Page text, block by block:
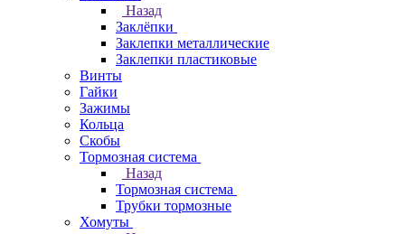
Назад
Заклёпки
Заклепки металлические
Заклепки пластиковые
Винты
Гайки
Зажимы
Кольца
Скобы
Тормозная система
Назад
Тормозная система
Трубки тормозные
Хомуты